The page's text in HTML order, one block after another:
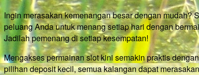
Ingin merasakan kemenangan besar dengan
peluang Anda untuk menang setiap hari dengan
Jadilah pemenang di setiap kesempatan!
Mengakses permainan slot kini semakin praktis
pilihan deposit kecil, semua kalangan dapat